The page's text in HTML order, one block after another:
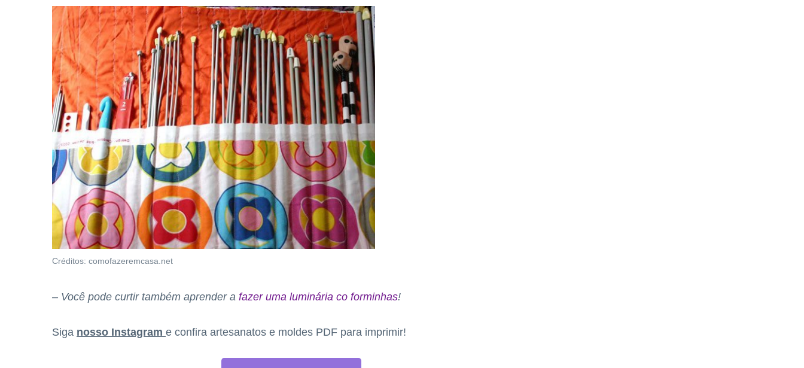
Créditos: comofazeremcasa.net
– Você pode curtir também aprender a fazer uma luminária co forminhas!
Siga nosso Instagram e confira artesanatos e moldes PDF para imprimir!